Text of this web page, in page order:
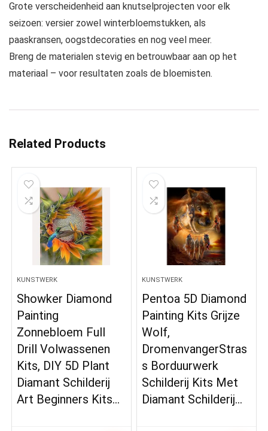
Grote verscheidenheid aan knutselprojecten voor elk
seizoen: versier zowel winterbloemstukken, als
paaskransen, oogstdecoraties en nog veel meer.
Breng de materialen stevig en betrouwbaar aan op het
materiaal – voor resultaten zoals de bloemisten.
Related Products
KUNSTWERK
Showker Diamond
Painting
Zonnebloem Full
Drill Volwassenen
Kits, DIY 5D Plant
Diamant Schilderij
Art Beginners Kits…
KUNSTWERK
Pentoa 5D Diamond
Painting Kits Grijze
Wolf,
DromenvangerStras
s Borduurwerk
Schilderij Kits Met
Diamant Schilderij…